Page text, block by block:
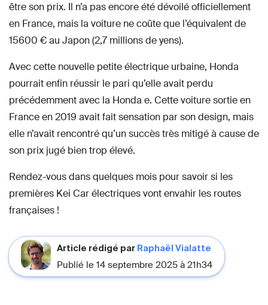
être son prix. Il n’a pas encore été dévoilé officiellement
en France, mais la voiture ne coûte que l’équivalent de
15600 € au Japon (2,7 millions de yens).
Avec cette nouvelle petite électrique urbaine, Honda
pourrait enfin réussir le pari qu’elle avait perdu
précédemment avec la Honda e. Cette voiture sortie en
France en 2019 avait fait sensation par son design, mais
elle n’avait rencontré qu’un succès très mitigé à cause de
son prix jugé bien trop élevé.
Rendez-vous dans quelques mois pour savoir si les
premières Kei Car électriques vont envahir les routes
françaises !
Article rédigé par Raphaël Vialatte
Publié le 14 septembre 2025 à 21h34